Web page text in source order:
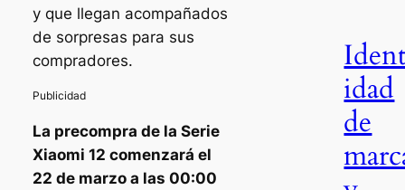
y que llegan acompañados
de sorpresas para sus
compradores.
La precompra de la Serie
Xiaomi 12 comenzará el
22 de marzo a las 00:00
idad
de